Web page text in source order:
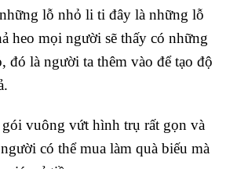
lỗ nhỏ li ti đây là những lỗ
heo mọi người sẽ thấy có những
đó là người ta thêm vào để tạo độ
vuông vứt hình trụ rất gọn và
có thể mua làm quà biếu mà